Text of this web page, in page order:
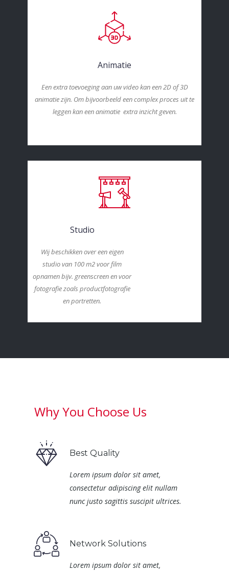
Animatie
Een extra toevoeging aan uw video kan een 2D of 3D
animatie zijn. Om bijvoorbeeld een complex proces uit te
leggen kan een animatie extra inzicht geven.
Studio
Wij beschikken over een eigen
studio van 100 m2 voor film
opnamen bijv. greenscreen en voor
fotografie zoals productfotografie
en portretten.
Why You Choose Us
Best Quality
Lorem ipsum dolor sit amet,
consectetur adipiscing elit nullam
nunc justo sagittis suscipit ultrices.
Network Solutions
Lorem ipsum dolor sit amet,